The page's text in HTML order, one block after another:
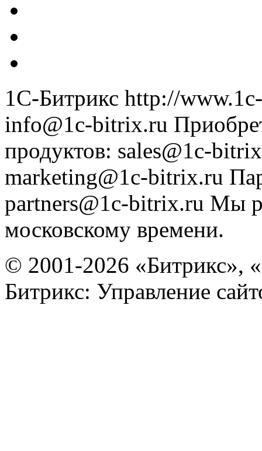
1С-Битрикс http://
info@1c-bitrix.ru
продуктов: sales@1c-
marketing@1c-bitrix.ru
partners@1c-bitrix.ru Мы
московскому времени.
© 2001-2026 «Битрикс»,
Битрикс: Управление